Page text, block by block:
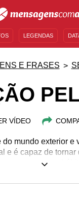
LEGENDAS
E FRASES
VÍDEO
mundo exterior
e é capaz de
esse novo
de toda a
atenção e entenda